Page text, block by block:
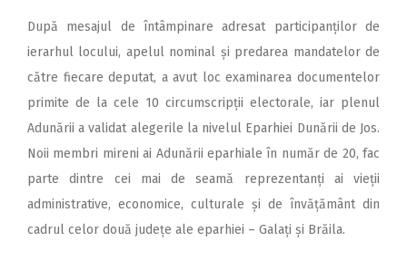
După mesajul de întâmpinare adresat participanților de
ierarhul locului, apelul nominal și predarea mandatelor de
către fiecare deputat, a avut loc examinarea documentelor
primite de la cele 10 circumscripții electorale, iar plenul
Adunării a validat alegerile la nivelul Eparhiei Dunării de Jos.
Noii membri mireni ai Adunării eparhiale în număr de 20, fac
parte dintre cei mai de seamă reprezentanți ai vieții
administrative, economice, culturale și de învățământ din
cadrul celor două județe ale eparhiei – Galați și Brăila.